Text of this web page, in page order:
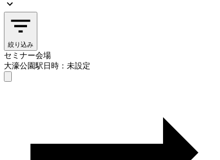
絞り込み
セミナー会場
大濠公園駅日時：未設定